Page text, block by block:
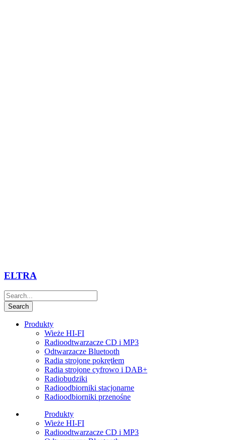
ELTRA
Produkty
Wieże HI-FI
Radioodtwarzacze CD i MP3
Odtwarzacze Bluetooth
Radia strojone pokrętłem
Radia strojone cyfrowo i DAB+
Radiobudziki
Radioodbiorniki stacjonarne
Radioodbiorniki przenośne
Produkty
Wieże HI-FI
Radioodtwarzacze CD i MP3